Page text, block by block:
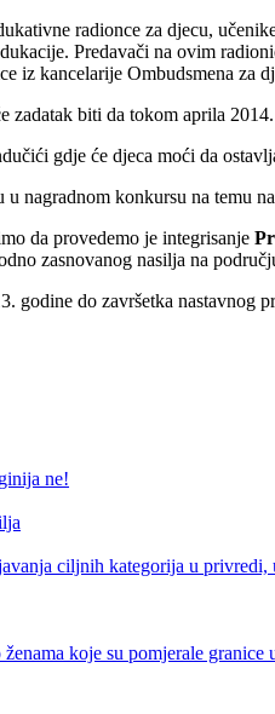
radionce za djecu,
Predavači na ovim
iz kancelarije Ombudsmena za
zadatak biti da tokom aprila
gdje će djeca moći da
nagradnom konkursu na temu
da provedemo je integrisanje
zasnovanog nasilja na
godine do završetka
ne!
ciljnih kategorija u
koje su pomjerale granice